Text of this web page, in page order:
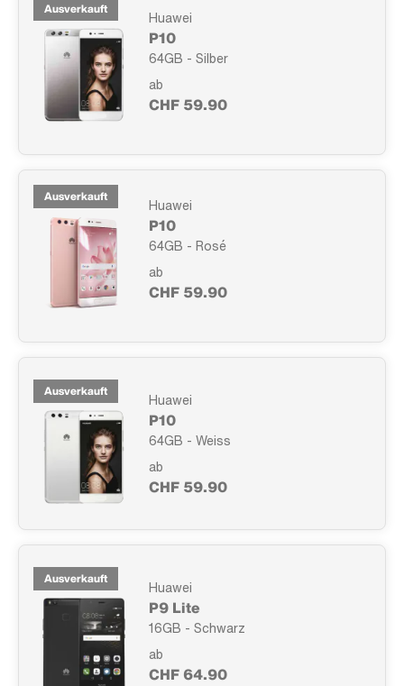
Ausverkauft Huawei
P10
64GB - Silber
ab
CHF 59.90
Ausverkauft Huawei
P10
64GB - Rosé
ab
CHF 59.90
Ausverkauft Huawei
P10
64GB - Weiss
ab
CHF 59.90
Ausverkauft Huawei
P9 Lite
16GB - Schwarz
ab
CHF 64.90